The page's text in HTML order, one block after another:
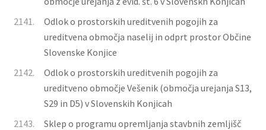
2141.
Odlok o prostorskih ureditvenih pogojih za
ureditvena območja naselij in odprt prostor Občine
Slovenske Konjice
2142.
Odlok o prostorskih ureditvenih pogojih za
ureditveno območje Vešenik (območja urejanja S13,
S29 in D5) v Slovenskih Konjicah
2143.
Sklep o programu opremljanja stavbnih zemljišč